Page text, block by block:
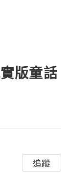
版童話
追蹤